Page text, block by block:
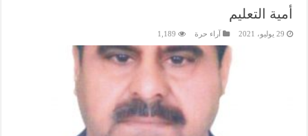
أمية التعليم
29 يوليو، 2021 آراء حرة 1,189